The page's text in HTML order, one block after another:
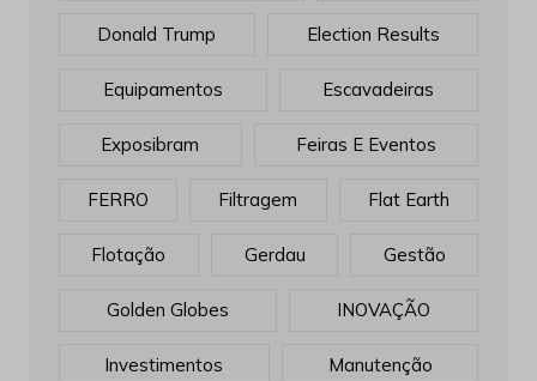
Donald Trump Election Results
Equipamentos Escavadeiras
Exposibram Feiras E Eventos
FERRO Filtragem Flat Earth
Flotação Gerdau Gestão
Golden Globes INOVAÇÃO
Investimentos Manutenção